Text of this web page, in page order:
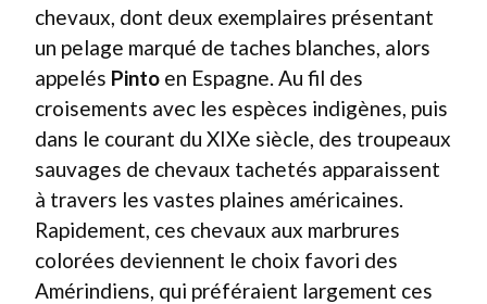
chevaux, dont deux exemplaires présentant
un pelage marqué de taches blanches, alors
appelés Pinto en Espagne. Au fil des
croisements avec les espèces indigènes, puis
dans le courant du XIXe siècle, des troupeaux
sauvages de chevaux tachetés apparaissent
à travers les vastes plaines américaines.
Rapidement, ces chevaux aux marbrures
colorées deviennent le choix favori des
Amérindiens, qui préféraient largement ces